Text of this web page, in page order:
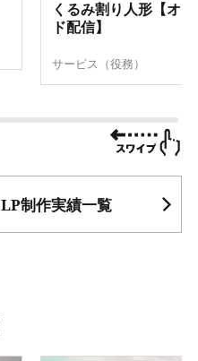
くるみ割り人形【オ
ド配信】
サービス（役務）
LP制作実績一覧